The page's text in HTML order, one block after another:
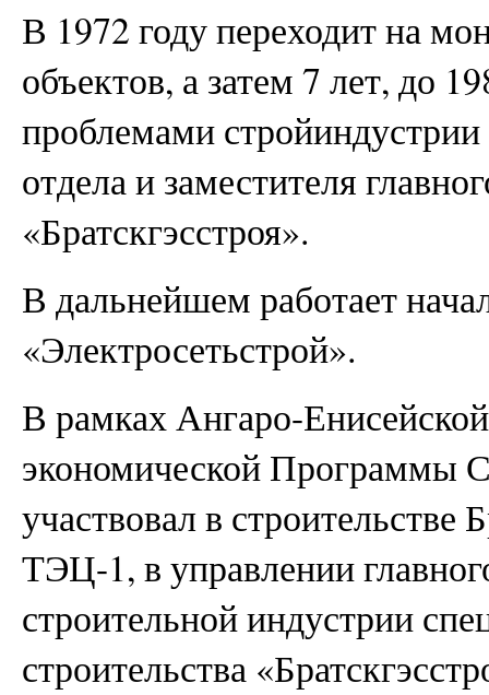
В 1972 году переходит на
объектов, а затем 7 лет, до
проблемами
отдела и заместителя
«Братскгэсстроя».
В дальнейшем работает
«Электросетьстрой».
В рамках Ангаро-
экономической
участвовал в
ТЭЦ-1, в управлении
строительной индустрии
строительства